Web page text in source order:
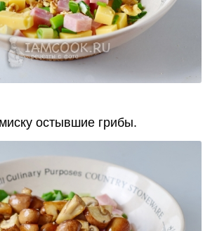
остывшие грибы.